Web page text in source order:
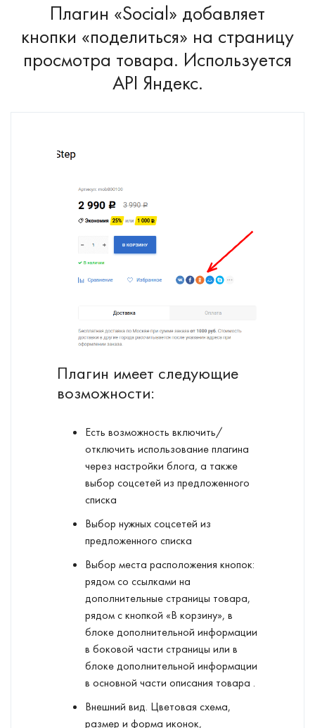
Плагин «Social» добавляет
кнопки «поделиться» на страницу
просмотра товара. Используется
API Яндекс.
Плагин имеет следующие
возможности:
Есть возможность включить/
отключить использование плагина
через настройки блога, а также
выбор соцсетей из предложенного
списка
Выбор нужных соцсетей из
предложенного списка
Выбор места расположения кнопок:
рядом со ссылками на
дополнительные страницы товара,
рядом с кнопкой «В корзину», в
блоке дополнительной информации
в боковой части страницы или в
блоке дополнительной информации
в основной части описания товара .
Внешний вид. Цветовая схема,
размер и форма иконок,